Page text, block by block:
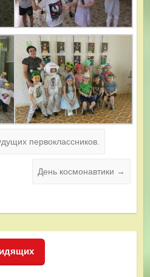
первоклассников.
День космонавтики →